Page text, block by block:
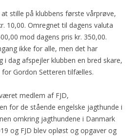
stille på klubbens første vårprøve,
10,00. Omregnet til dagens valuta
mod dagens pris kr. 350,00.
ikke for alle, men det har
dag afspejler klubben en bred skare,
for Gordon Setteren tilfælles.
medlem af FJD,
for de stående engelske jagthunde i
omkring jagthundene i Danmark
og FJD blev opløst og opgaver og